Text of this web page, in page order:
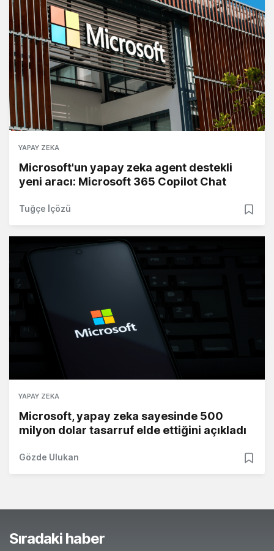
YAPAY ZEKA
Microsoft'un yapay zeka agent destekli
yeni aracı: Microsoft 365 Copilot Chat
Tuğçe İçözü
YAPAY ZEKA
Microsoft, yapay zeka sayesinde 500
milyon dolar tasarruf elde ettiğini açıkladı
Gözde Ulukan
Sıradaki haber